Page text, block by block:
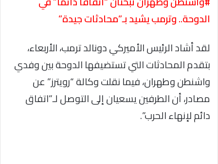
الدوحة.. وترمب يشيد بـ”محادثات جيدة”
لقد أشاد الرئيس الأميركي دونالد ترمب، الأربعاء،
بتقدم المحادثات التي تستضيفها الدوحة بين وفدي
واشنطن وطهران، فيما نقلت وكالة “رويترز” عن
مصادر، أن الطرفين يسعيان إلى التوصل لـ”اتفاق
دائم لإنهاء الحرب”.